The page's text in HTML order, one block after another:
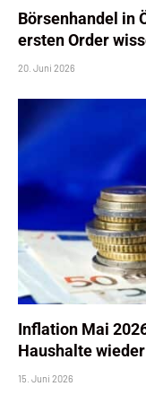
Börsenhandel in
ersten Order
20. Juni 2026
Inflation Mai
Haushalte
15. Juni 2026